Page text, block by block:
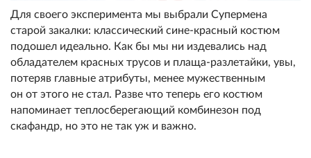
Для своего эксперимента мы выбрали Супермена
старой закалки: классический сине-красный костюм
подошел идеально. Как бы мы ни издевались над
обладателем красных трусов и плаща-разлетайки, увы,
потеряв главные атрибуты, менее мужественным
он от этого не стал. Разве что теперь его костюм
напоминает теплосберегающий комбинезон под
скафандр, но это не так уж и важно.